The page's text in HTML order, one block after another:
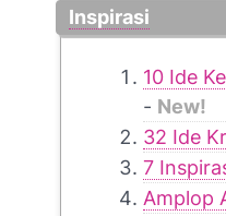
Inspirasi
10 Ide
- New!
32 Ide
7
Amplop